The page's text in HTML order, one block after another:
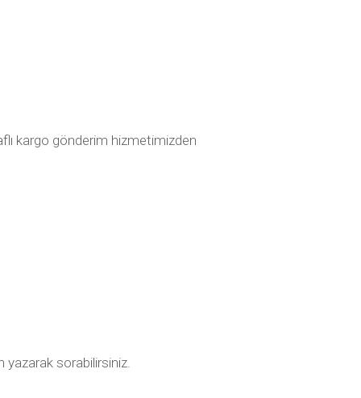
kargo gönderim hizmetimizden
yazarak sorabilirsiniz.